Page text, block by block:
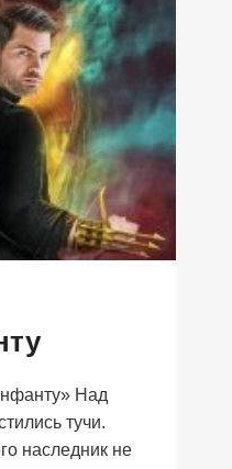
Над
тучи.
наследник не